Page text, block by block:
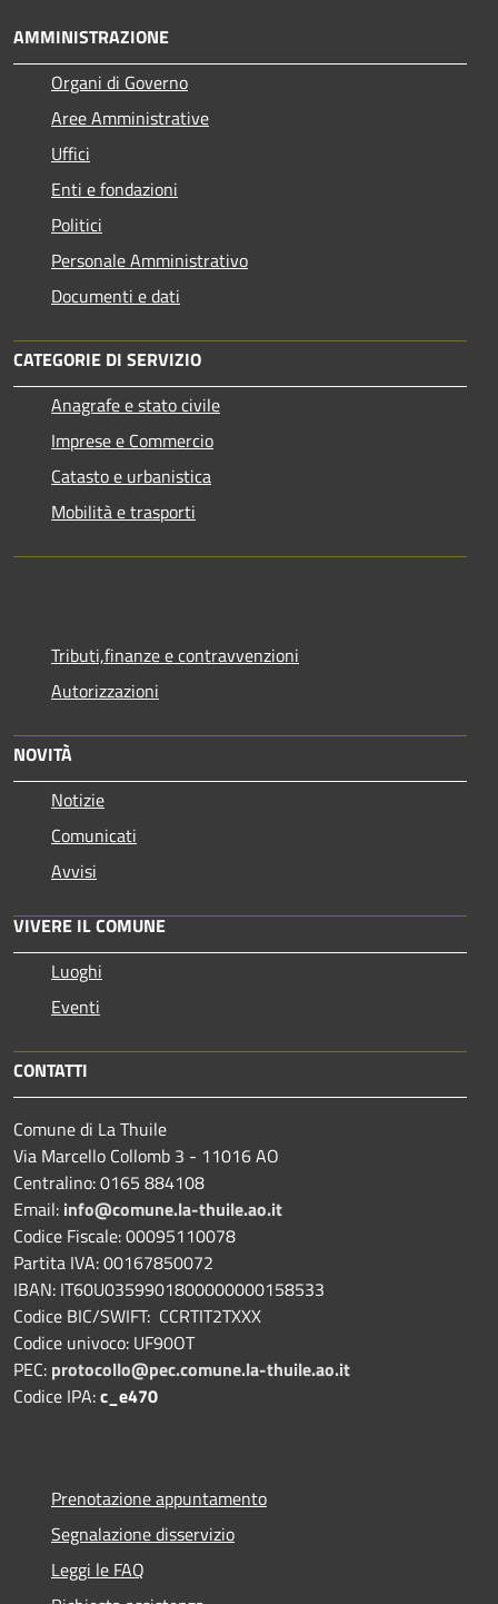
AMMINISTRAZIONE
Organi di Governo
Aree Amministrative
Uffici
Enti e fondazioni
Politici
Personale Amministrativo
Documenti e dati
CATEGORIE DI SERVIZIO
Anagrafe e stato civile
Imprese e Commercio
Catasto e urbanistica
Mobilità e trasporti
Tributi,finanze e contravvenzioni
Autorizzazioni
NOVITÀ
Notizie
Comunicati
Avvisi
VIVERE IL COMUNE
Luoghi
Eventi
CONTATTI
Comune di La Thuile
Via Marcello Collomb 3 - 11016 AO
Centralino: 0165 884108
Email: info@comune.la-thuile.ao.it
Codice Fiscale: 00095110078
Partita IVA: 00167850072
IBAN: IT60U0359901800000000158533
Codice BIC/SWIFT: CCRTIT2TXXX
Codice univoco: UF90OT
PEC: protocollo@pec.comune.la-thuile.ao.it
Codice IPA:c_e470
Prenotazione appuntamento
Segnalazione disservizio
Leggi le FAQ